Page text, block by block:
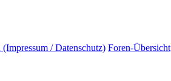
/ Datenschutz) Foren-Übersicht